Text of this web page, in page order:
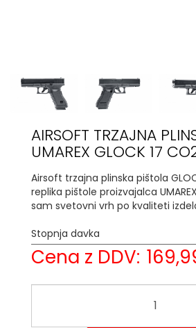
AIRSOFT TRZAJNA
UMAREX GLOCK 17
Airsoft trzajna plinska pištola
replika pištole proizvajalca
sam svetovni vrh po kvaliteti
Stopnja davka
Cena z DDV: